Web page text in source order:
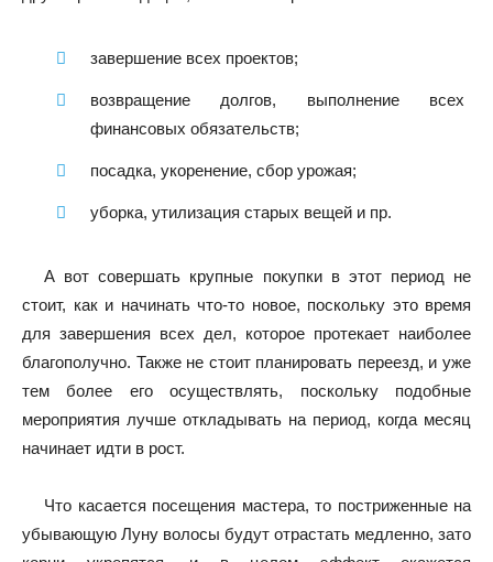
завершение всех проектов;
возвращение долгов, выполнение всех
финансовых обязательств;
посадка, укоренение, сбор урожая;
уборка, утилизация старых вещей и пр.
А вот совершать крупные покупки в этот период не
стоит, как и начинать что-то новое, поскольку это время
для завершения всех дел, которое протекает наиболее
благополучно. Также не стоит планировать переезд, и уже
тем более его осуществлять, поскольку подобные
мероприятия лучше откладывать на период, когда месяц
начинает идти в рост.
Что касается посещения мастера, то постриженные на
убывающую Луну волосы будут отрастать медленно, зато